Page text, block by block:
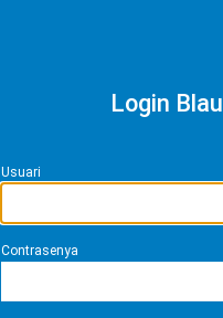
Login Blau
Usuari
Contrasenya